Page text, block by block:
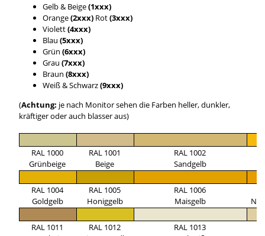
Gelb & Beige(1xxx)
Orange(2xxx)Rot(3xxx)
Violett(4xxx)
Blau (5xxx)
Grün (6xxx)
Grau (7xxx)
Braun (8xxx)
Weiß & Schwarz(9xxx)
(Achtung: je nach Monitor sehen die Farben heller, dunkler,
kräftiger oder auch blasser aus)
RAL 1000
Grünbeige
RAL 1001
Beige
RAL 1002
Sandgelb
RAL 1004
Goldgelb
RAL 1005
Honiggelb
RAL 1006
Maisgelb
RAL 1011
RAL 1012
RAL 1013